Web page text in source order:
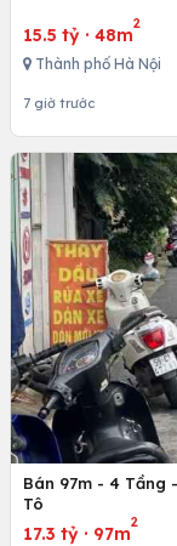
15.5 tỷ · 48m
2
Thành phố Hà Nội
7 giờ trước
Bán 97m - 4 Tầng
Tô
17.3 tỷ · 97m
2